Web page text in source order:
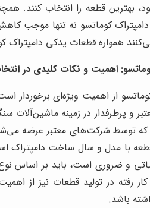
بهترین قطعه را انتخاب کنند.
کوماتسو نه تنها موجب
همواره قطعات یدکی دامپتراک
اهمیت و نکات کلیدی در
از اهمیت ویژه‌ای برخوردار
و پرطرفدار در زمینه ماشین‌آلات
که توسط شرکت‌های معتبر عرضه
با مدل و سال ساخت دامپتراک
و ضروری است، باید بر اساس
رفته در تولید قطعات نیز از
باشد.